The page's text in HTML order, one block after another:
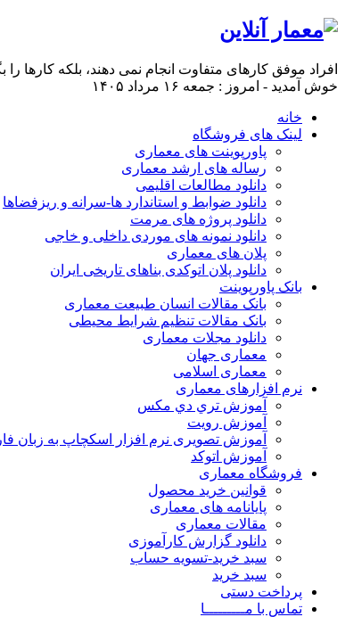
افراد موفق کارهای متفاوت انجام نمی دهند، بلکه کارها
خوش آمدید - امروز : جمعه ۱۶ مرداد ۱۴۰۵
خانه
لینک های فروشگاه
پاورپوینت های معماری
رساله های ارشد معماری
دانلود مطالعات اقلیمی
دانلود ضوابط و استاندارد ها-سرانه و ریزفضاها
دانلود پروژه های مرمت
دانلود نمونه های موردی داخلی و خاجی
پلان های معماری
دانلود پلان اتوکدی بناهای تاریخی ایران
بانک پاورپوینت
بانک مقالات انسان طبیعت معماری
بانک مقالات تنظیم شرایط محیطی
دانلود مجلات معماری
معماری جهان
معماری اسلامی
نرم افزارهای معماری
آﻣﻮزش ﺗﺮي دي ﻣﮑﺲ
آموزش رویت
آموزش تصویری نرم افزار اسکچاپ به زبان
آموزش اتوکد
فروشگاه معماری
قوانین خرید محصول
پایانامه های معماری
مقالات معماری
دانلود گزارش کارآموزی
سبد خرید-تسویه حساب
سبد خرید
پرداخت دستی
تماس با مـــــــــا